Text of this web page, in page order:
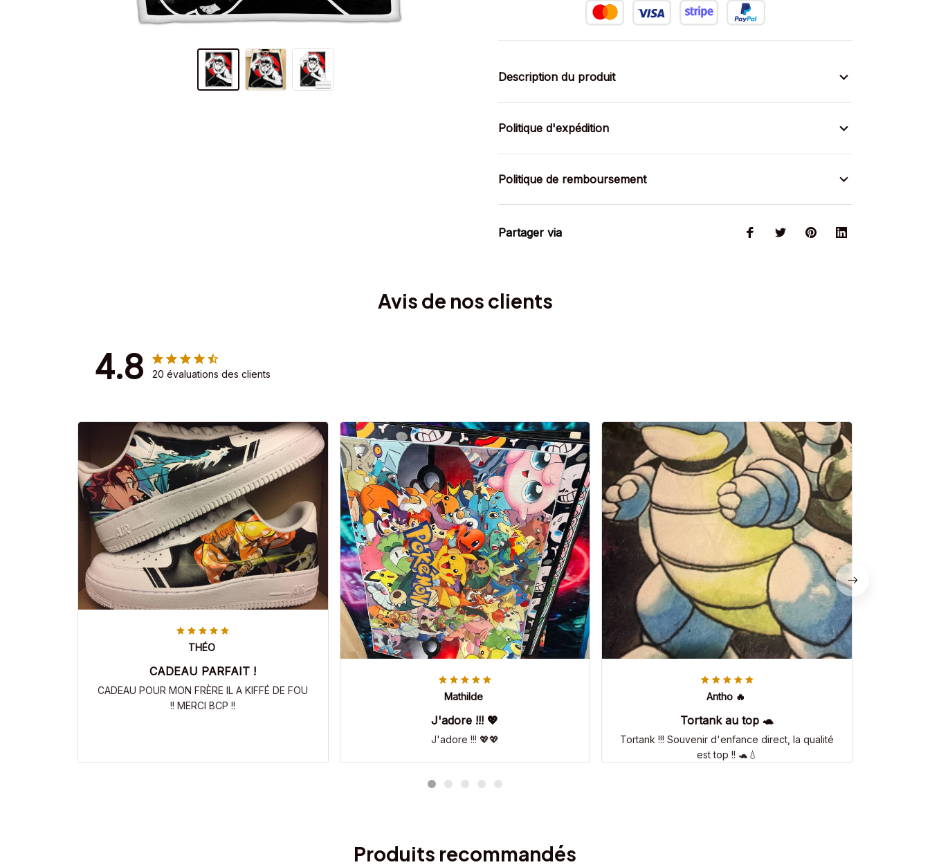
Description du produit
Politique d'expédition
Politique de remboursement
Partager via
Avis de nos clients
4.8 20 évaluations des clients
THÉO
CADEAU PARFAIT !
CADEAU POUR MON FRÈRE IL A KIFFÉ DE FOU
!! MERCI BCP !!
Mathilde
J'adore !!! 💖
J'adore !!! 💖💖
Antho 🔥
Tortank au top 🐢
Tortank !!! Souvenir d'enfance direct, la qualité
est top !! 🐢💧
Produits recommandés